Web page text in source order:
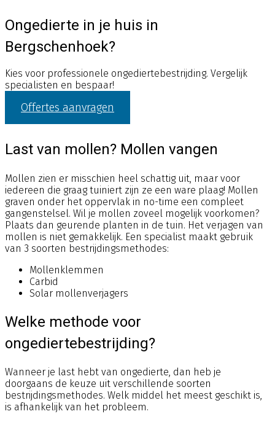
Ongedierte in je huis in
Bergschenhoek?
Kies voor professionele ongediertebestrijding. Vergelijk
specialisten en bespaar!
Offertes aanvragen
Last van mollen? Mollen vangen
Mollen zien er misschien heel schattig uit, maar voor
iedereen die graag tuiniert zijn ze een ware plaag! Mollen
graven onder het oppervlak in no-time een compleet
gangenstelsel. Wil je mollen zoveel mogelijk voorkomen?
Plaats dan geurende planten in de tuin. Het verjagen van
mollen is niet gemakkelijk. Een specialist maakt gebruik
van 3 soorten bestrijdingsmethodes:
Mollenklemmen
Carbid
Solar mollenverjagers
Welke methode voor
ongediertebestrijding?
Wanneer je last hebt van ongedierte, dan heb je
doorgaans de keuze uit verschillende soorten
bestrijdingsmethodes. Welk middel het meest geschikt is,
is afhankelijk van het probleem.